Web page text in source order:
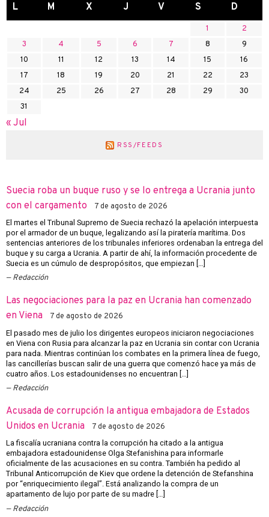
L M X J V S D
1
2
3
4 5 6 7 8
9
10
11 12 13 14 15
16
17
18 19 20 21 22
23
24
25 26 27 28 29
30
31
« Jul
RSS/FEEDS
Suecia roba un buque ruso y se lo entrega a Ucrania junto
con el cargamento
7 de agosto de 2026
El martes el Tribunal Supremo de Suecia rechazó la apelación interpuesta
por el armador de un buque, legalizando así la piratería marítima. Dos
sentencias anteriores de los tribunales inferiores ordenaban la entrega del
buque y su carga a Ucrania. A partir de ahí, la información procedente de
Suecia es un cúmulo de despropósitos, que empiezan […]
Redacción
Las negociaciones para la paz en Ucrania han comenzado
en Viena
7 de agosto de 2026
El pasado mes de julio los dirigentes europeos iniciaron negociaciones
en Viena con Rusia para alcanzar la paz en Ucrania sin contar con Ucrania
para nada. Mientras continúan los combates en la primera línea de fuego,
las cancillerías buscan salir de una guerra que comenzó hace ya más de
cuatro años. Los estadounidenses no encuentran […]
Redacción
Acusada de corrupción la antigua embajadora de Estados
Unidos en Ucrania
7 de agosto de 2026
La fiscalía ucraniana contra la corrupción ha citado a la antigua
embajadora estadounidense Olga Stefanishina para informarle
oficialmente de las acusaciones en su contra. También ha pedido al
Tribunal Anticorrupción de Kiev que ordene la detención de Stefanshina
por “enriquecimiento ilegal”. Está analizando la compra de un
apartamento de lujo por parte de su madre […]
Redacción